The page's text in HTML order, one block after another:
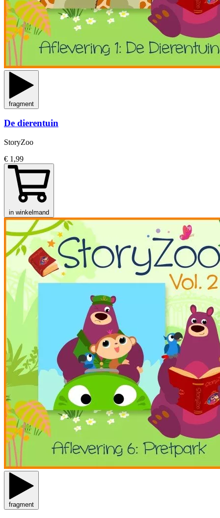
fragment
De dierentuin
StoryZoo
€ 1,99
in winkelmand
fragment